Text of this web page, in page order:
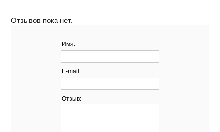
Отзывов пока нет.
Имя:
E-mail:
Отзыв: